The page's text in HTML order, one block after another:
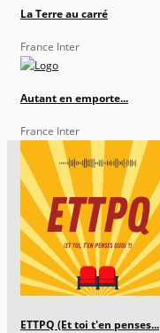
La Terre au carré
France Inter
Autant en emporte...
France Inter
ETTPQ (Et toi t'en penses...